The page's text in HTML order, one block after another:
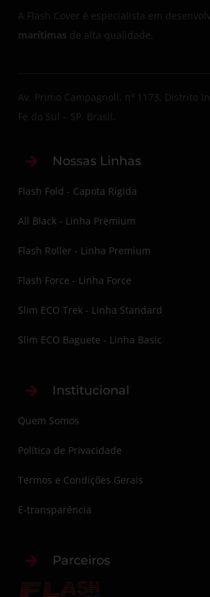
A Flash Cover é especialista em
marítimas de alta qualidade.
Av. Primo Campagnoli, nº 1173, Distrito
Fé do Sul – SP. Brasil.
Nossas Linhas
Flash Fold - Capota Rígida
All Black - Linha Premium
Flash Roller - Linha Premium
Flash Force - Linha Force
Slim ECO Trek - Linha Standard
Slim ECO Baguete - Linha Basic
Institucional
Quem Somos
Política de Privacidade
Termos e Condições Gerais
E-transparência
Parceiros